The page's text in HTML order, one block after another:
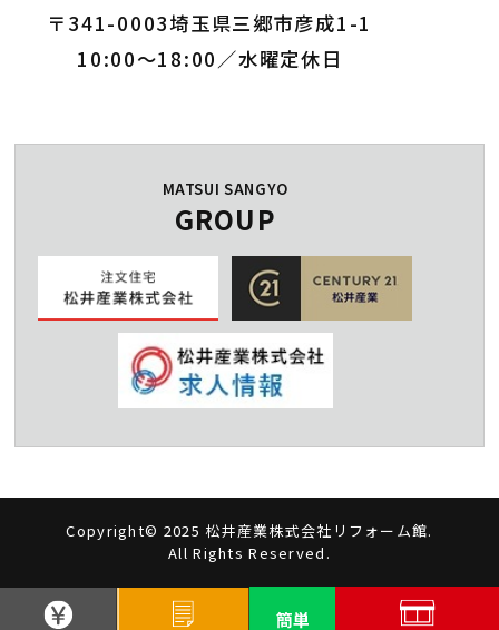
〒341-0003埼玉県三郷市彦成1-1
10:00～18:00／水曜定休日
MATSUI SANGYO
GROUP
Copyright© 2025 松井産業株式会社リフォーム館.
All Rights Reserved.